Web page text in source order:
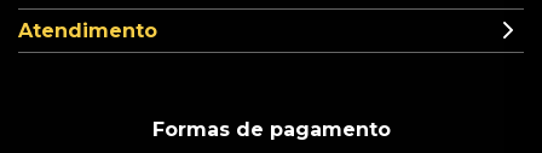
Atendimento
Formas de pagamento